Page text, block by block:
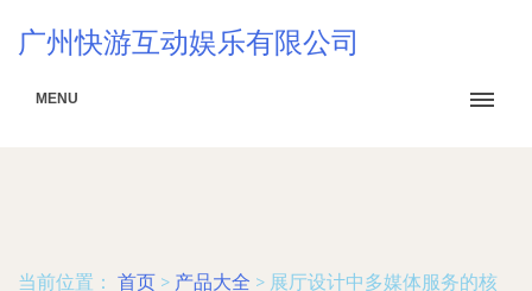
广州快游互动娱乐有限公司
MENU
当前位置： 首页 > 产品大全 > 展厅设计中多媒体服务的核